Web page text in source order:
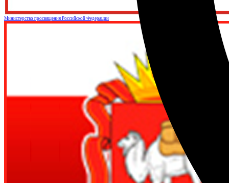
Министерство просвящения Российской Федерации